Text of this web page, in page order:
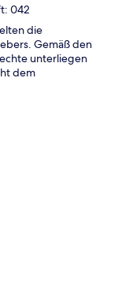
042
die
Gemäß den
unterliegen
dem